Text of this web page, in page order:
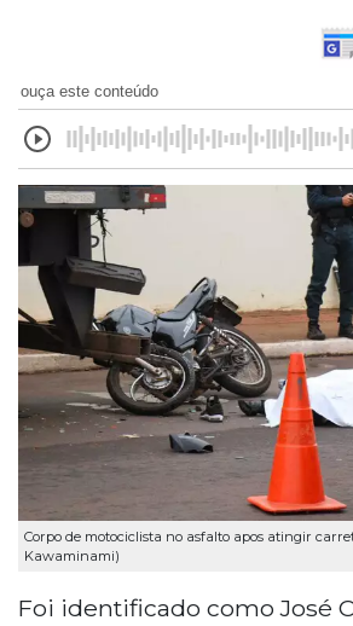
ouça este conteúdo
Corpo de motociclista no asfalto apos atingir
Kawaminami)
Foi identificado como José